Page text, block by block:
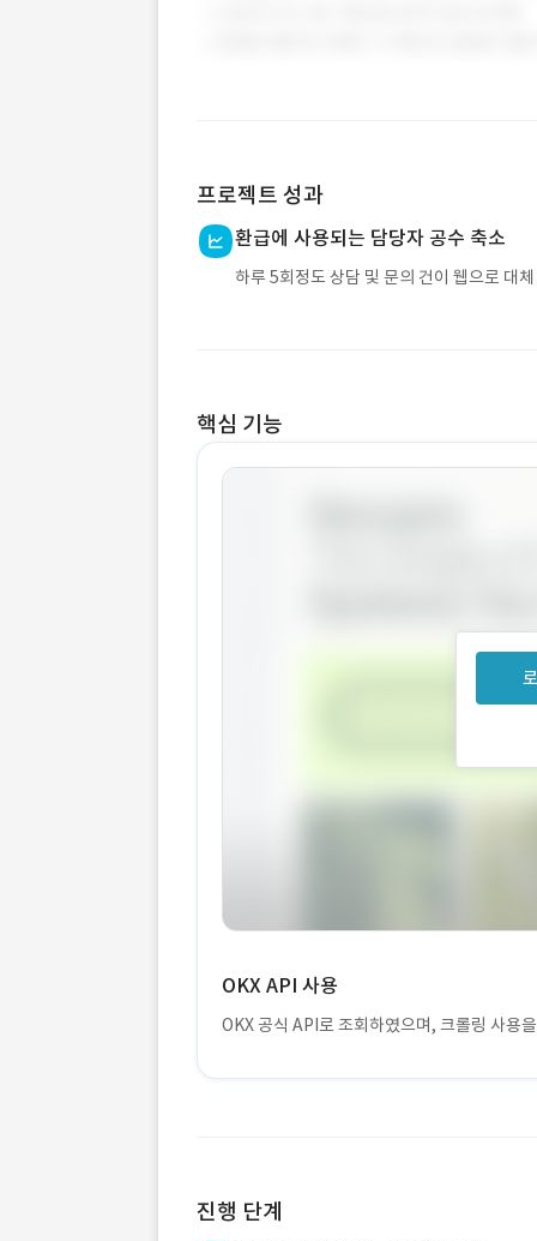
프로젝트 성과
환급에 사용되는 담당자 공수 축소
하루 5회정도 상담 및 문의 건이 웹으로 대
핵심 기능
OKX API 사용
OKX 공식 API로 조회하였으며, 크롤링 사용
진행 단계